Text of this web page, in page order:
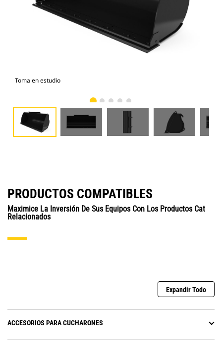
Toma en estudio
PRODUCTOS COMPATIBLES
Maximice La Inversión De Sus Equipos Con Los Productos Cat
Relacionados
Expandir Todo
ACCESORIOS PARA CUCHARONES